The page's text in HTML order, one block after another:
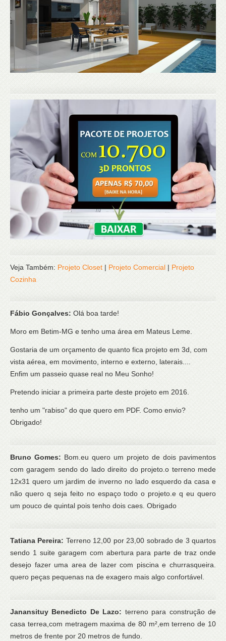
Veja Também: Projeto Closet | Projeto Comercial | Projeto
Cozinha
Fábio Gonçalves: Olá boa tarde!
Moro em Betim-MG e tenho uma área em Mateus Leme.
Gostaria de um orçamento de quanto fica projeto em 3d, com
vista aérea, em movimento, interno e externo, laterais....
Enfim um passeio quase real no Meu Sonho!
Pretendo iniciar a primeira parte deste projeto em 2016.
tenho um "rabiso" do que quero em PDF. Como envio?
Obrigado!
Bruno Gomes: Bom.eu quero um projeto de dois pavimentos
com garagem sendo do lado direito do projeto.o terreno mede
12x31 quero um jardim de inverno no lado esquerdo da casa e
não quero q seja feito no espaço todo o projeto.e q eu quero
um pouco de quintal pois tenho dois caes. Obrigado
Tatiana Pereira: Terreno 12,00 por 23,00 sobrado de 3 quartos
sendo 1 suite garagem com abertura para parte de traz onde
desejo fazer uma area de lazer com piscina e churrasqueira.
quero peças pequenas na de exagero mais algo confortável.
Janansituy Benedicto De Lazo: terreno para construção de
casa terrea,com metragem maxima de 80 m²,em terreno de 10
metros de frente por 20 metros de fundo.